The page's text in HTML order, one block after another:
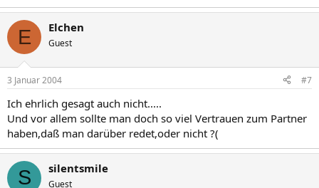
E Elchen
Guest
3 Januar 2004 #7
Ich ehrlich gesagt auch nicht.....
Und vor allem sollte man doch so viel Vertrauen zum Partner
haben,daß man darüber redet,oder nicht ?(
S silentsmile
Guest